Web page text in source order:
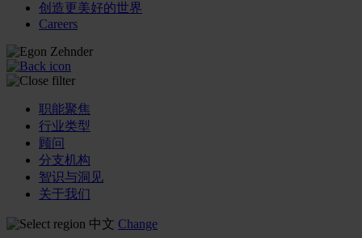
创造更美好的世界
Careers
职能聚焦
行业类型
顾问
分支机构
智识与洞见
关于我们
中文 Change